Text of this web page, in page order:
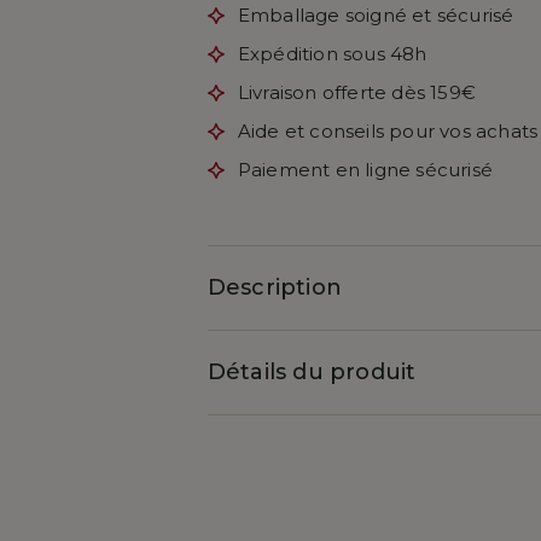
Emballage soigné et sécurisé
Expédition sous 48h
Livraison offerte dès 159€
Aide et conseils pour vos achats
Paiement en ligne sécurisé
Description
Détails du produit